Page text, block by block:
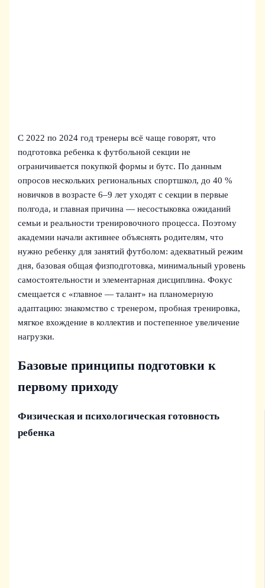
С 2022 по 2024 год тренеры всё чаще говорят, что
подготовка ребенка к футбольной секции не
ограничивается покупкой формы и бутс. По данным
опросов нескольких региональных спортшкол, до 40 %
новичков в возрасте 6–9 лет уходят с секции в первые
полгода, и главная причина — несостыковка ожиданий
семьи и реальности тренировочного процесса. Поэтому
академии начали активнее объяснять родителям, что
нужно ребенку для занятий футболом: адекватный режим
дня, базовая общая физподготовка, минимальный уровень
самостоятельности и элементарная дисциплина. Фокус
смещается с «главное — талант» на планомерную
адаптацию: знакомство с тренером, пробная тренировка,
мягкое вхождение в коллектив и постепенное увеличение
нагрузки.
Базовые принципы подготовки к
первому приходу
Физическая и психологическая готовность
ребенка